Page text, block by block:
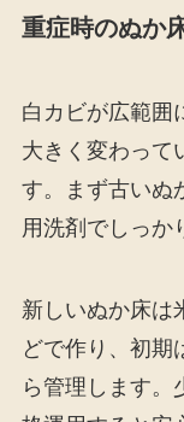
重症時のぬか
白カビが広範囲
大きく変わって
す。まず古いぬ
用洗剤でしっか
新しいぬか床は
どで作り、初期
ら管理します。